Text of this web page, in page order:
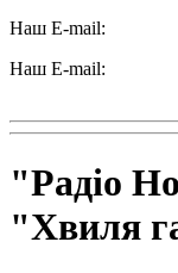
Наш E-mail:
Наш E-mail:
"Радіо
"Хвиля